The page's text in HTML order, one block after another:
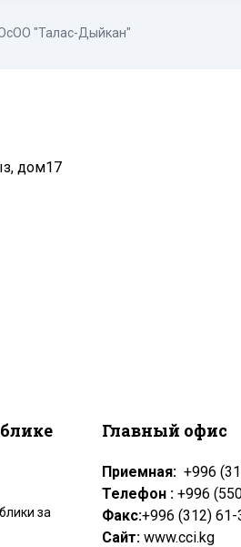
"Талас-Дыйкан"
дом17
за
Главный офис
Приемная:+996
Телефон :+996
Факс:+996 (312) 61-
Сайт:www.cci.kg